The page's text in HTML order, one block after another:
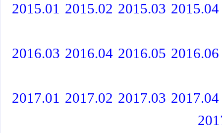
2015.01 2015.02 2015.03 2015.04
2016.03 2016.04 2016.05 2016.06
2017.01 2017.02 2017.03 2017.04